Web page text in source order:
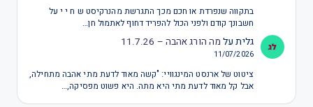
בתקווה שנפרדת או חכם מכך התגרשת מהנרקיסט ש ח י י על
חשבונך קודם ולפני הכול להפריד דחוף לאתמול חן…
גליתעל מה הורג אהבה – 11.7.26
11/07/2026
ציטוט של ארנסט המינגוויי: "קשה מאוד לדעת מתי אהבה מתחילה,
אבל קל מאוד לדעת מתי היא מתה. היא פשוט מפסיקה,…